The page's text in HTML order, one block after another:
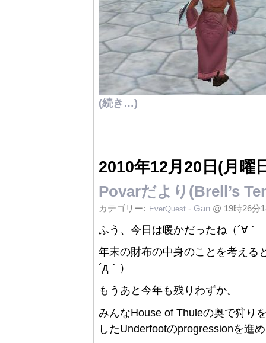
(続き…)
2010年12月20日(月曜
Povarだより(Brell’s
カテゴリー: EverQuest - Gan @ 19時26分
ふう、今日は暖かだったね（´∀
年末の財布の中身のことを考え
´д｀）
もうあと今年も残りわずか。
みんなHouse of Thuleの奥で狩り
したUnderfootのprogressionを進